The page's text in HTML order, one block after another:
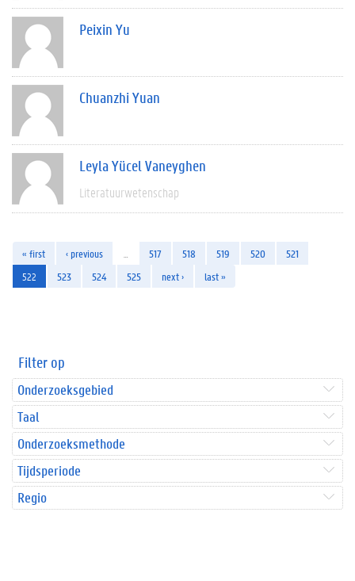
Peixin Yu
Chuanzhi Yuan
Leyla Yücel Vaneyghen
Literatuurwetenschap
« first ‹ previous 517 518 519 520
521
522
523 524 525 next › last »
Filter op
Onderzoeksgebied
Taal
Onderzoeksmethode
Tijdsperiode
Regio